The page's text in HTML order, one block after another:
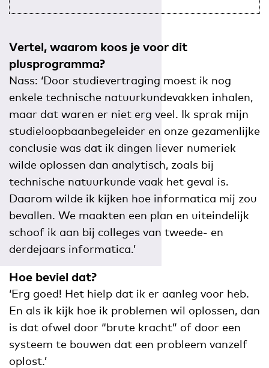
Vertel, waarom koos je voor dit
plusprogramma?
Nass: ‘Door studievertraging moest ik nog
enkele technische natuurkundevakken inhalen,
maar dat waren er niet erg veel. Ik sprak mijn
studieloopbaanbegeleider en onze gezamenlijke
conclusie was dat ik dingen liever numeriek
wilde oplossen dan analytisch, zoals bij
technische natuurkunde vaak het geval is.
Daarom wilde ik kijken hoe informatica mij zou
bevallen. We maakten een plan en uiteindelijk
schoof ik aan bij colleges van tweede- en
derdejaars informatica.’
Hoe beviel dat?
‘Erg goed! Het hielp dat ik er aanleg voor heb.
En als ik kijk hoe ik problemen wil oplossen, dan
is dat ofwel door “brute kracht” of door een
systeem te bouwen dat een probleem vanzelf
oplost.’